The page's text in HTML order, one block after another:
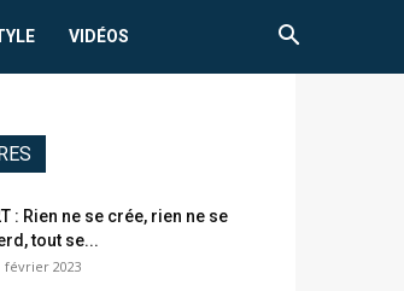
VIDÉOS
: Rien ne se crée, rien ne se
tout se...
février 2023